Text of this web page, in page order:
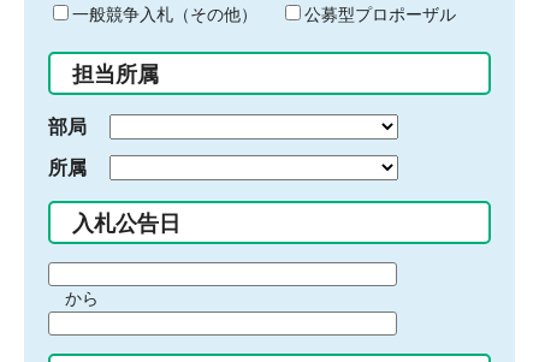
ド
入
力
一般競争入札（その他）
公募型プロポーザル
担当所属
部局
所属
入札公告日
間
始
から
間